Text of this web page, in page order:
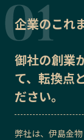
「人」
記事ライター
お問い合わせ
企業のこれ
御社の創業
て、転換点
ださい。
弊社は、伊島金